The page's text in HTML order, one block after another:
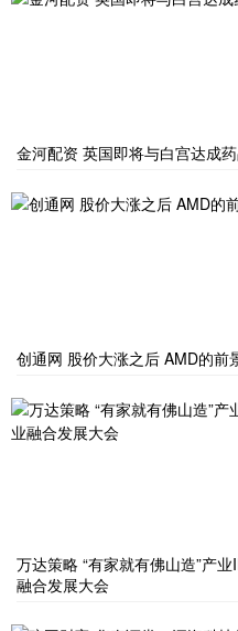
金河配资 英国即将与白宫达成
创通网 股价大涨之后 AMD的前
万达策略 “有家就有佛山造”产
融合发展大会